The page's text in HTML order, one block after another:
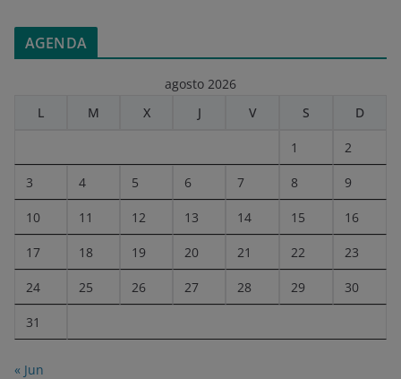
AGENDA
agosto 2026
L
M X J V S D
1 2
3 4 5 6 7 8 9
10 11 12 13 14 15 16
17 18 19 20 21 22 23
24 25 26 27 28 29 30
31
« Jun